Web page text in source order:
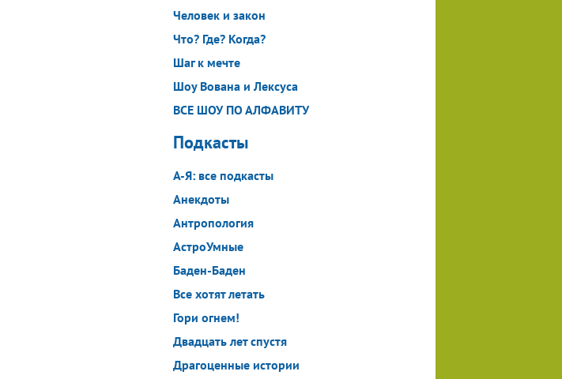
Человек и закон
Что? Где? Когда?
Шаг к мечте
Шоу Вована и Лексуса
ВСЕ ШОУ ПО АЛФАВИТУ
Подкасты
A-Я: все подкасты
Анекдоты
Антропология
АстроУмные
Баден-Баден
Все хотят летать
Гори огнем!
Двадцать лет спустя
Драгоценные истории